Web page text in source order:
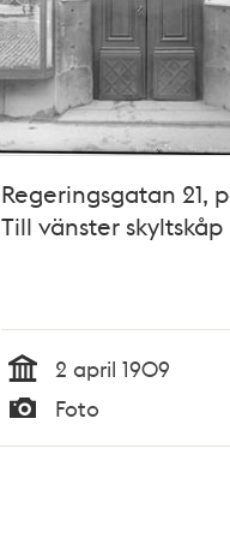
Regeringsgatan 21,
Till vänster skyltskåp
Tid
2 april 1909
Foto